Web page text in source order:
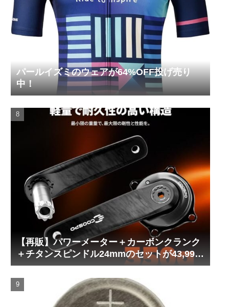
パールイズミのウェアが64%OFF投げ売り
中！
【再販】パワーメーター＋カーボンクランク
＋チタンスピンドル24mmのセットが43,999
円！